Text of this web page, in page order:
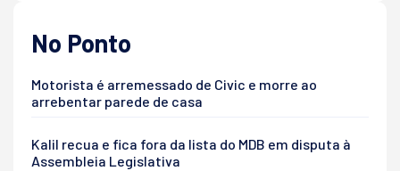
No Ponto
Motorista é arremessado de Civic e morre ao
arrebentar parede de casa
Kalil recua e fica fora da lista do MDB em disputa à
Assembleia Legislativa